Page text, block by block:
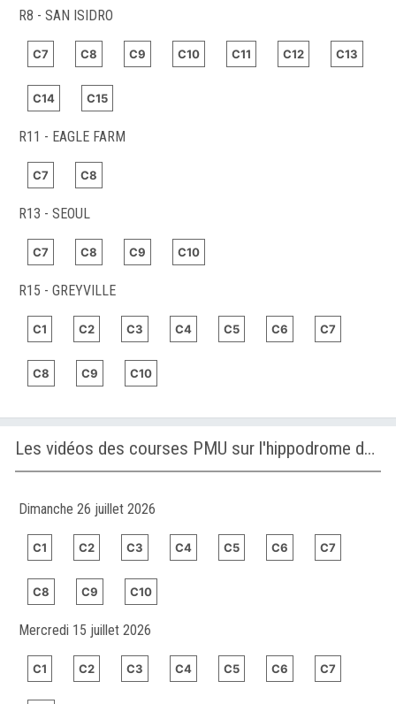
R8 - SAN ISIDRO
C7 C8 C9 C10 C11 C12 C13
C14 C15
R11 - EAGLE FARM
C7 C8
R13 - SEOUL
C7 C8 C9 C10
R15 - GREYVILLE
C1 C2 C3 C4 C5 C6 C7
C8 C9 C10
Les vidéos des courses PMU sur l'hippodrome de GREYVILLE
Dimanche 26 juillet 2026
C1 C2 C3 C4 C5 C6 C7
C8 C9 C10
Mercredi 15 juillet 2026
C1 C2 C3 C4 C5 C6 C7